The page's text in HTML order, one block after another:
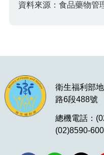
資料來源：食品藥物管
衛生福利部
路6段488號
總機電話：
(02)8590-